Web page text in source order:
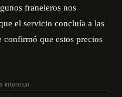
franeleros nos
el servicio concluía a las
confirmó que estos precios
interesar